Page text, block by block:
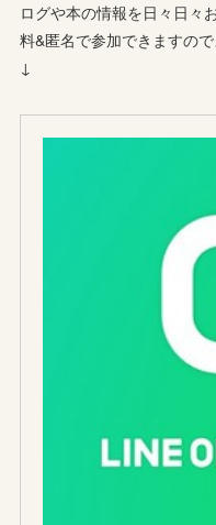
ログや本の情報を日々日々
料&匿名で参加できますの
↓